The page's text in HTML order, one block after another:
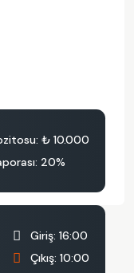
₺ 10.000
20%
Giriş: 16:00
Çıkış: 10:00